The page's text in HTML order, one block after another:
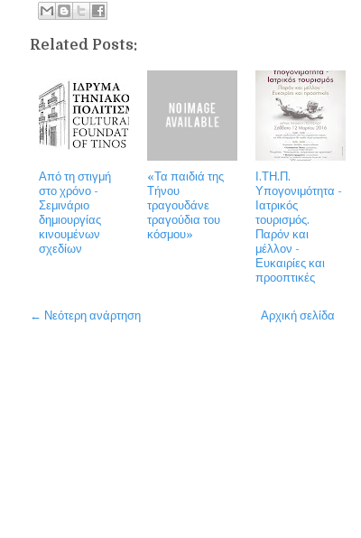
Related Posts:
Από τη στιγμή
στο χρόνο -
Σεμινάριο
δημιουργίας
κινουμένων
σχεδίων
«Τα παιδιά της
Τήνου
τραγουδάνε
τραγούδια του
κόσμου»
Ι.ΤΗ.Π.
Υπογονιμότητα -
Ιατρικός
τουρισμός.
Παρόν και
μέλλον -
Ευκαιρίες και
προοπτικές
← Νεότερη ανάρτηση Αρχική σελίδα